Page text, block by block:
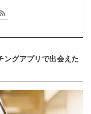
ングアプリで出会えた